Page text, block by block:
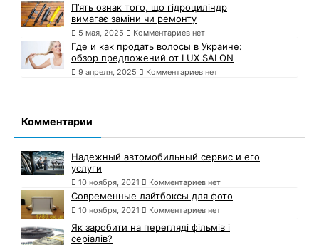
П’ять ознак того, що гідроциліндр
вимагає заміни чи ремонту
5 мая, 2025 Комментариев нет
Где и как продать волосы в Украине:
обзор предложений от LUX SALON
9 апреля, 2025 Комментариев нет
Комментарии
Надежный автомобильный сервис и его
услуги
10 ноября, 2021 Комментариев нет
Современные лайтбоксы для фото
10 ноября, 2021 Комментариев нет
Як заробити на перегляді фільмів і
серіалів?